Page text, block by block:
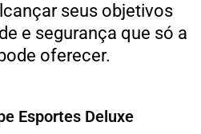
seus objetivos
e segurança que só a
oferecer.
Esportes Deluxe